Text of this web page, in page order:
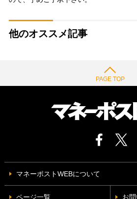
他のオススメ記事
PAGE TOP
マネーポストWEBについて
ページ一覧 お